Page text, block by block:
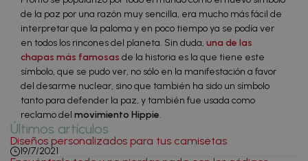
de la paz por una razón muy sencilla, era mucho más fácil de
interpretar que la paloma y en poco tiempo ya se podía ver
en todos los rincones del planeta. Sin duda, una de las
chapas más famosas de la historia es la que tiene este
símbolo, que se pudo ver, no sólo en la manifestación a favor
del desarme nuclear, sino que también ha sido un símbolo
tanto para defender la paz, y también fue usada como
reclamo del movimiento Hippie.
Últimos artículos
Diseños personalizados para tus camisetas
19/7/2021